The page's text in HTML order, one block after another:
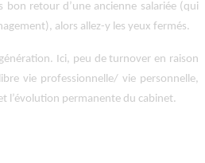
bon retour d’une ancienne salariée (qui
alors allez-y les yeux fermés.
Ici, peu de turnover en raison
vie professionnelle/ vie personnelle,
l’évolution permanente du cabinet.